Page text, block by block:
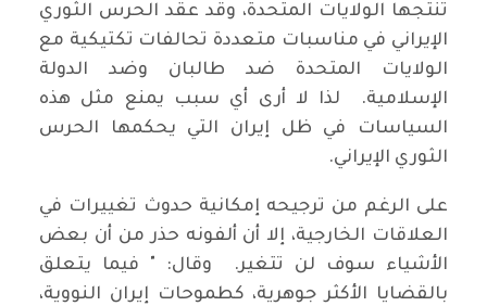
تنتجها الولايات المتحدة، وقد عقد الحرس الثوري
الإيراني في مناسبات متعددة تحالفات تكتيكية مع
الولايات المتحدة ضد طالبان وضد الدولة
الإسلامية. لذا لا أرى أي سبب يمنع مثل هذه
السياسات في ظل إيران التي يحكمها الحرس
الثوري الإيراني.
على الرغم من ترجيحه إمكانية حدوث تغييرات في
العلاقات الخارجية، إلا أن ألفونه حذر من أن بعض
الأشياء سوف لن تتغير. وقال: " فيما يتعلق
بالقضايا الأكثر جوهرية، كطموحات إيران النووية،